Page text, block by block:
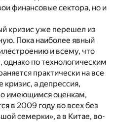
финансовые сектора, но и
кризис уже перешел из
Пока наиболее явный
и всему, что
однако по технологическим
практически на все
кризис, а депрессия,
имеющимся оценкам,
в 2009 году во всех без
семерки», а в Китае, во-